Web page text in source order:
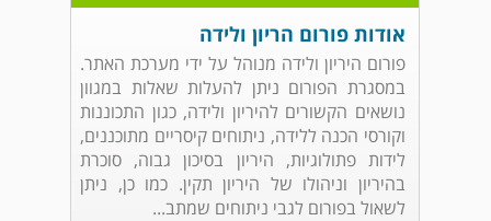
אודות פורום הריון ולידה
פורום היריון ולידה מנוהל על ידי מערכת האתר.
במסגרת הפורום ניתן להעלות שאלות במגוון
נושאים הקשורים להיריון ולידה, כגון התכוננות
וקורסי הכנה ללידה, ניתוחים קיסריים מתוכננים,
לידות פתולוגיות, היריון בסיכון גבוה, סוכרת
בהיריון וניהולו של היריון תקין. כמו כן, ניתן
לשאול בפורום לגבי ניתוחים שמתב...